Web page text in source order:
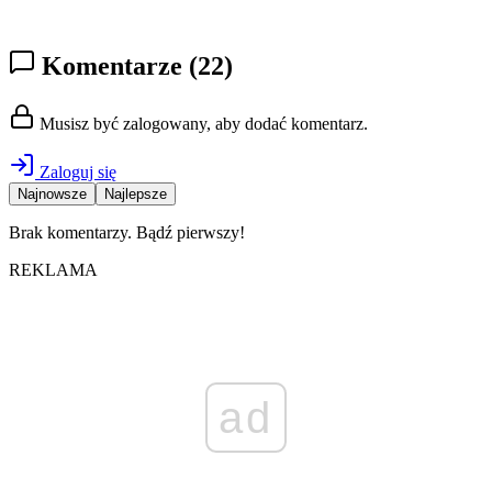
Komentarze (22)
Musisz być zalogowany, aby dodać komentarz.
Zaloguj się
Najnowsze Najlepsze
Brak komentarzy. Bądź pierwszy!
REKLAMA
ad